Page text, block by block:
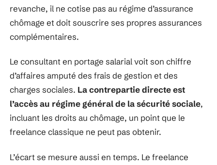
revanche, il ne cotise pas au régime d’assurance
chômage et doit souscrire ses propres assurances
complémentaires.
Le consultant en portage salarial voit son chiffre
d’affaires amputé des frais de gestion et des
charges sociales. La contrepartie directe est
l’accès au régime général de la sécurité sociale,
incluant les droits au chômage, un point que le
freelance classique ne peut pas obtenir.
L’écart se mesure aussi en temps. Le freelance